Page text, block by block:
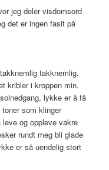
jeg deler visdomsord
det er ingen fasit på
takknemlig.
kribler i kroppen min.
lykke er å få
som klinger
og oppleve vakre
rundt meg bli glade
er så uendelig stort